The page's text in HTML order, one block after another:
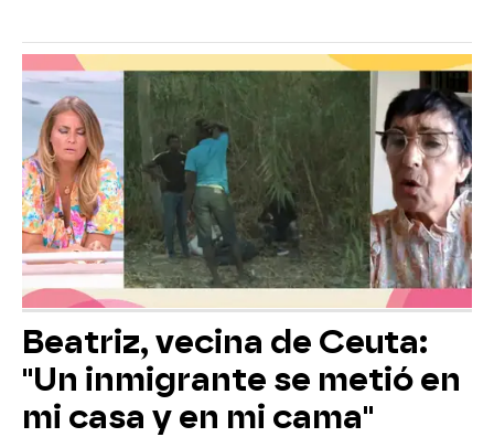
Beatriz, vecina de Ceuta:
"Un inmigrante se metió en
mi casa y en mi cama"